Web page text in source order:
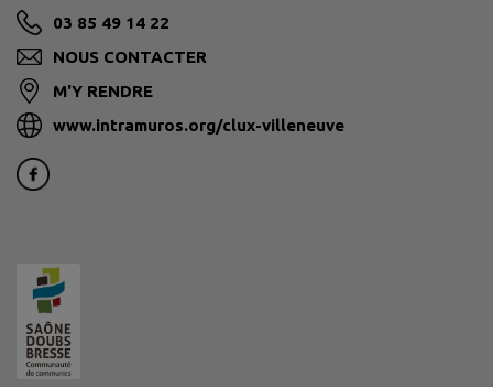
03 85 49 14 22
NOUS CONTACTER
M'Y RENDRE
www.intramuros.org/clux-villeneuve